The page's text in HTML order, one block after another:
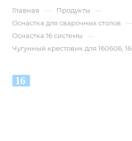
Главная — Продукты —
Оснастка для сварочных столов
Оснастка 16 системы —
Чугунный крестовик для 160606;